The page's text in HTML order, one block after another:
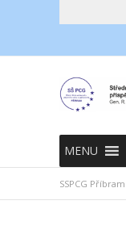
MENU
SSPCG Příbram